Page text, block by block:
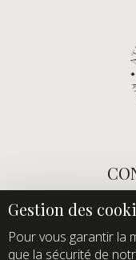
Tel :
Pour vous garantir la
que la sécurité de